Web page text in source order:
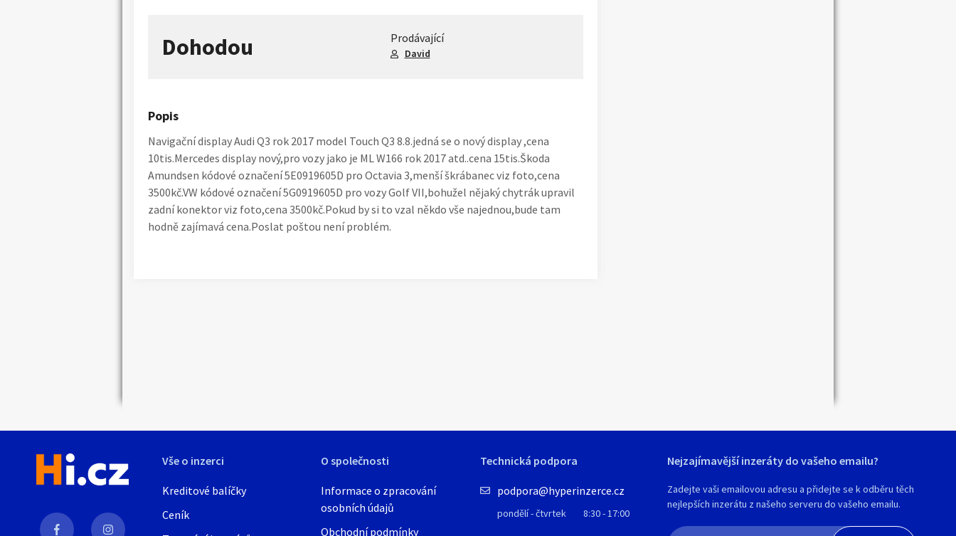
Dohodou Prodávající
David
Popis
Navigační display Audi Q3 rok 2017 model Touch Q3 8.8.jedná se o nový display ,cena
10tis.Mercedes display nový,pro vozy jako je ML W166 rok 2017 atd..cena 15tis.Škoda
Amundsen kódové označení 5E0919605D pro Octavia 3,menší škrábanec viz foto,cena
3500kč.VW kódové označení 5G0919605D pro vozy Golf VII,bohužel nějaký chytrák upravil
zadní konektor viz foto,cena 3500kč.Pokud by si to vzal někdo vše najednou,bude tam
hodně zajímavá cena.Poslat poštou není problém.
Vše o inzerci
Kreditové balíčky
Ceník
O společnosti
Informace o zpracování
osobních údajů
Obchodní podmínky
Technická podpora
podpora@hyperinzerce.cz
pondělí - čtvrtek 8:30 - 17:00
Nejzajímavější inzeráty do vašeho emailu?
Zadejte vaši emailovou adresu a přidejte se k odběru těch
nejlepších inzerátu z našeho serveru do vašeho emailu.